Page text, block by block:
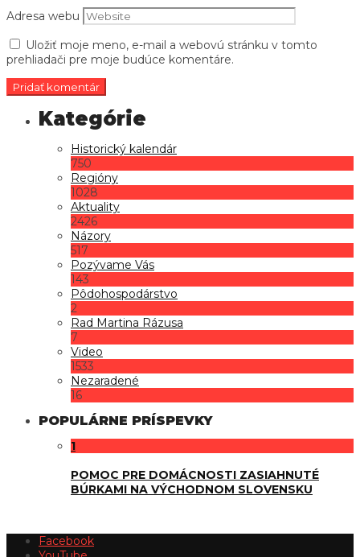
Adresa webu
Uložiť moje meno, e-mail a webovú stránku v tomto
prehliadači pre moje budúce komentáre.
Historický kalendár
750
Regióny
1028
Aktuality
2426
Názory
517
Pozývame Vás
143
Pôdohospodárstvo
2
Rad Martina Rázusa
7
Video
1533
Nezaradené
16
POPULÁRNE PRÍSPEVKY
1
POMOC PRE DOMÁCNOSTI ZASIAHNUTÉ
BÚRKAMI NA VÝCHODNOM SLOVENSKU
Facebook